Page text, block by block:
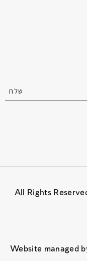
© 2020 All Rights
Website managed